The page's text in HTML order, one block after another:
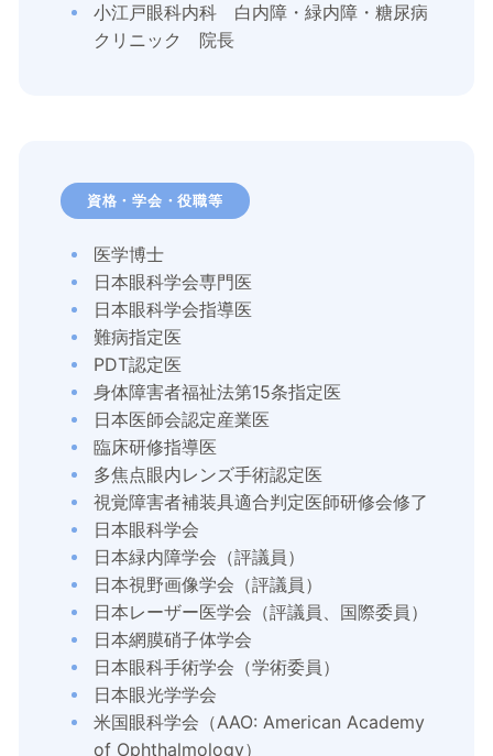
小江戸眼科内科 白内障・緑内障・糖尿病
クリニック 院長
資格・学会・役職等
医学博士
日本眼科学会専門医
日本眼科学会指導医
難病指定医
PDT認定医
身体障害者福祉法第15条指定医
日本医師会認定産業医
臨床研修指導医
多焦点眼内レンズ手術認定医
視覚障害者補装具適合判定医師研修会修了
日本眼科学会
日本緑内障学会（評議員）
日本視野画像学会（評議員）
日本レーザー医学会（評議員、国際委員）
日本網膜硝子体学会
日本眼科手術学会（学術委員）
日本眼光学学会
米国眼科学会（AAO: American Academy
of Ophthalmology）